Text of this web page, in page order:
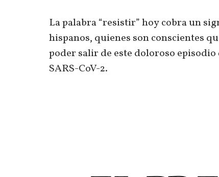
La palabra “resistir” hoy cobra un
hispanos, quienes son conscientes
poder salir de este doloroso
SARS-CoV-2.